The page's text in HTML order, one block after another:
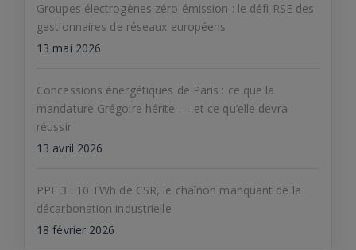
Groupes électrogènes zéro émission : le défi RSE des
gestionnaires de réseaux européens
13 mai 2026
Concessions énergétiques de Paris : ce que la
mandature Grégoire hérite — et ce qu’elle devra
réussir
13 avril 2026
PPE 3 : 10 TWh de CSR, le chaînon manquant de la
décarbonation industrielle
18 février 2026